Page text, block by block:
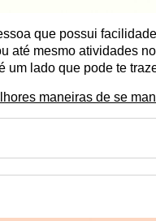
que possui
até mesmo atividades
um lado que pode te
maneiras de se